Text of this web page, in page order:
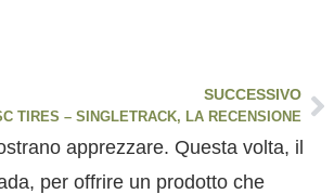
SUCCESSIVO
TIRES – SINGLETRACK, LA RECENSIONE
apprezzare. Questa volta, il
per offrire un prodotto che